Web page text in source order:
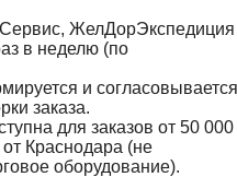
ЖелДорЭкспедиция
в неделю (по
и согласовывается
заказа.
для заказов от 50 000
Краснодара (не
оборудование).